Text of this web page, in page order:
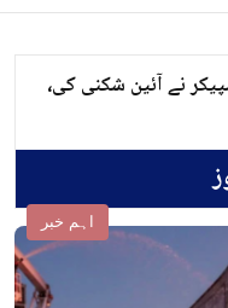
نے آئین شکنی کی،
اہم خبر